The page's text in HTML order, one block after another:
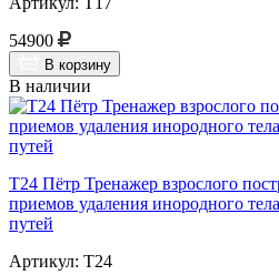
54900
В корзину
В наличии
Т24 Пётр Тренажер взрослого
приемов удаления инородного
путей
Артикул: Т24